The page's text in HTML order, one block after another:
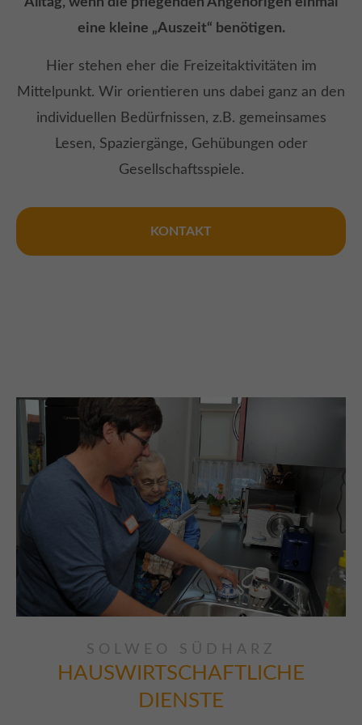
eine kleine „Auszeit“ benötigen.
Hier stehen eher die Freizeitaktivitäten im
Mittelpunkt. Wir orientieren uns dabei ganz an den
individuellen Bedürfnissen, z.B. gemeinsames
Lesen, Spaziergänge, Gehübungen oder
Gesellschaftsspiele.
KONTAKT
SOLWEO SÜDHARZ
HAUSWIRTSCHAFTLICHE
DIENSTE